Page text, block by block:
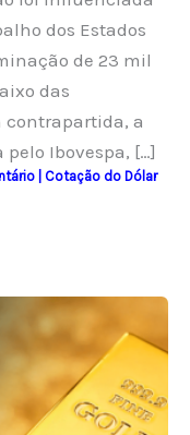
dos Estados
de 23 mil
das
contrapartida, a
Ibovespa, […]
Cotação do Dólar